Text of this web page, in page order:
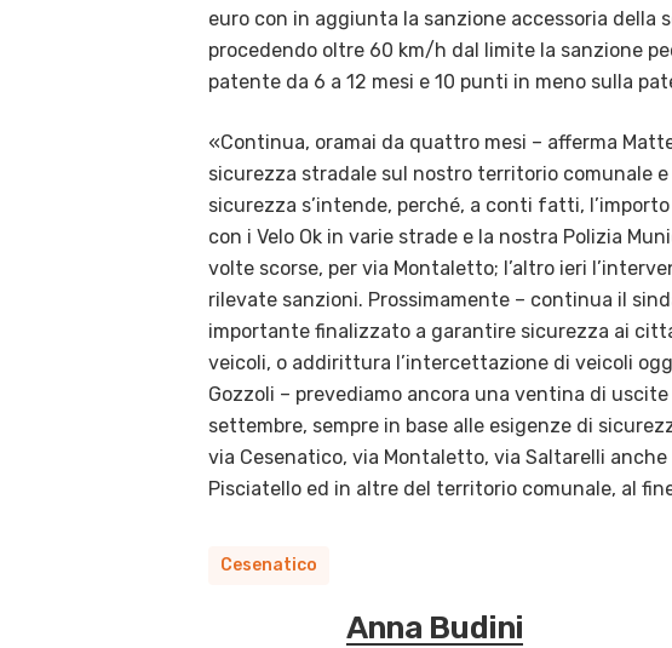
euro con in aggiunta la sanzione accessoria della
procedendo oltre 60 km/h dal limite la sanzione
patente da 6 a 12 mesi e 10 punti in meno sulla
«Continua, oramai da quattro mesi – afferma
sicurezza stradale sul nostro territorio comunale
sicurezza s’intende, perché, a conti fatti,
con i Velo Ok in varie strade e la nostra Polizia
volte scorse, per via Montaletto; l’altro ieri
rilevate sanzioni. Prossimamente – continua il
importante finalizzato a garantire sicurezza ai
veicoli, o addirittura l’intercettazione di veicoli
Gozzoli – prevediamo ancora una ventina di
settembre, sempre in base alle esigenze di
via Cesenatico, via Montaletto, via Saltarelli
Pisciatello ed in altre del territorio comunale, al
Cesenatico
Anna Budini